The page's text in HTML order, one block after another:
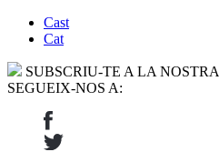
Cast
Cat
SUBSCRIU-TE A LA
SEGUEIX-NOS A: